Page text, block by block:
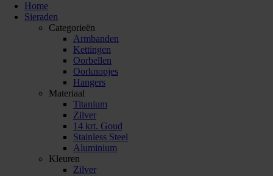
Home
Sieraden
Categorieën
Armbanden
Kettingen
Oorbellen
Oorknopjes
Hangers
Materiaal
Titanium
Zilver
14 krt. Goud
Stainless Steel
Aluminium
Kleuren
Zilver